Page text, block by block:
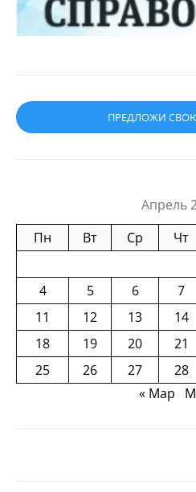
ПРЕДЛОЖИ
Апрель
Пн
Вт Ср Чт
4
5 6 7
11
12 13 14
18
19 20 21
25
26 27 28
« Мар